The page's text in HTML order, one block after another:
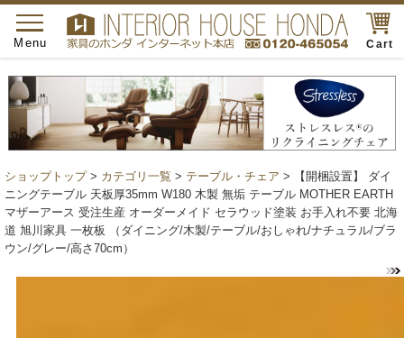
Cart
toggle
navigation
Menu
ショップトップ> カテゴリ一覧 > テーブル・チェア > 【開梱設置】 ダイ
ニングテーブル 天板厚35mm W180 木製 無垢 テーブル MOTHER EARTH
マザーアース 受注生産 オーダーメイド セラウッド塗装 お手入れ不要 北海
道 旭川家具 一枚板 （ダイニング/木製/テーブル/おしゃれ/ナチュラル/ブラ
ウン/グレー/高さ70cm）